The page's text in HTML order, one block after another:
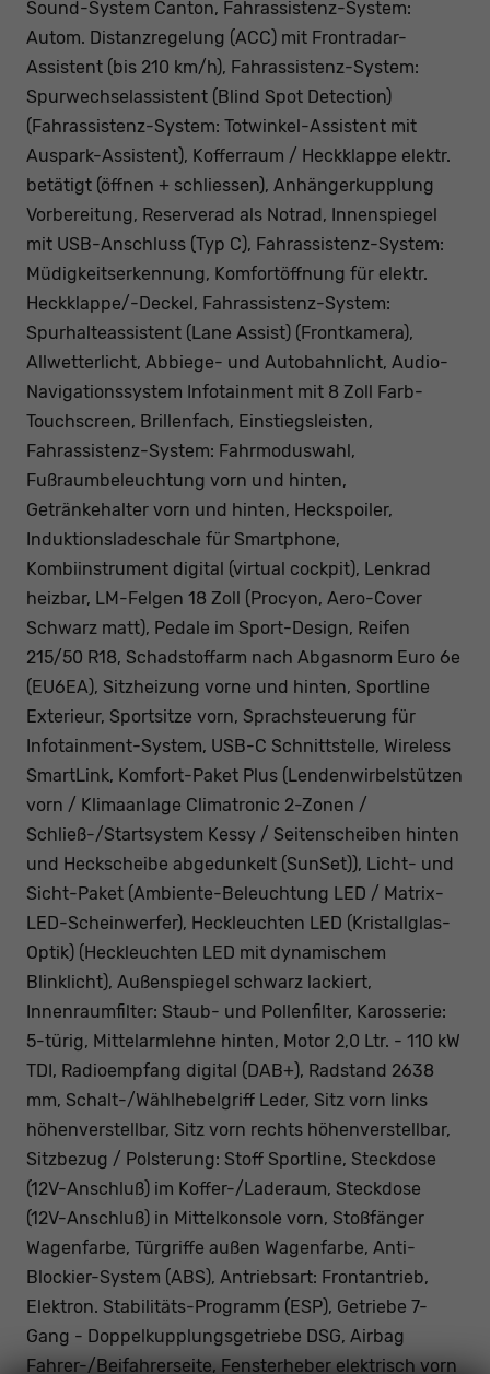
Sound-System Canton, Fahrassistenz-System:
Autom. Distanzregelung (ACC) mit Frontradar-
Assistent (bis 210 km/h), Fahrassistenz-System:
Spurwechselassistent (Blind Spot Detection)
(Fahrassistenz-System: Totwinkel-Assistent mit
Auspark-Assistent), Kofferraum / Heckklappe elektr.
betätigt (öffnen + schliessen), Anhängerkupplung
Vorbereitung, Reserverad als Notrad, Innenspiegel
mit USB-Anschluss (Typ C), Fahrassistenz-System:
Müdigkeitserkennung, Komfortöffnung für elektr.
Heckklappe/-Deckel, Fahrassistenz-System:
Spurhalteassistent (Lane Assist) (Frontkamera),
Allwetterlicht, Abbiege- und Autobahnlicht, Audio-
Navigationssystem Infotainment mit 8 Zoll Farb-
Touchscreen, Brillenfach, Einstiegsleisten,
Fahrassistenz-System: Fahrmoduswahl,
Fußraumbeleuchtung vorn und hinten,
Getränkehalter vorn und hinten, Heckspoiler,
Induktionsladeschale für Smartphone,
Kombiinstrument digital (virtual cockpit), Lenkrad
heizbar, LM-Felgen 18 Zoll (Procyon, Aero-Cover
Schwarz matt), Pedale im Sport-Design, Reifen
215/50 R18, Schadstoffarm nach Abgasnorm Euro 6e
(EU6EA), Sitzheizung vorne und hinten, Sportline
Exterieur, Sportsitze vorn, Sprachsteuerung für
Infotainment-System, USB-C Schnittstelle, Wireless
SmartLink, Komfort-Paket Plus (Lendenwirbelstützen
vorn / Klimaanlage Climatronic 2-Zonen /
Schließ-/Startsystem Kessy / Seitenscheiben hinten
und Heckscheibe abgedunkelt (SunSet)), Licht- und
Sicht-Paket (Ambiente-Beleuchtung LED / Matrix-
LED-Scheinwerfer), Heckleuchten LED (Kristallglas-
Optik) (Heckleuchten LED mit dynamischem
Blinklicht), Außenspiegel schwarz lackiert,
Innenraumfilter: Staub- und Pollenfilter, Karosserie:
5-türig, Mittelarmlehne hinten, Motor 2,0 Ltr. - 110 kW
TDI, Radioempfang digital (DAB+), Radstand 2638
mm, Schalt-/Wählhebelgriff Leder, Sitz vorn links
höhenverstellbar, Sitz vorn rechts höhenverstellbar,
Sitzbezug / Polsterung: Stoff Sportline, Steckdose
(12V-Anschluß) im Koffer-/Laderaum, Steckdose
(12V-Anschluß) in Mittelkonsole vorn, Stoßfänger
Wagenfarbe, Türgriffe außen Wagenfarbe, Anti-
Blockier-System (ABS), Antriebsart: Frontantrieb,
Elektron. Stabilitäts-Programm (ESP), Getriebe 7-
Gang - Doppelkupplungsgetriebe DSG, Airbag
Fahrer-/Beifahrerseite, Fensterheber elektrisch vorn